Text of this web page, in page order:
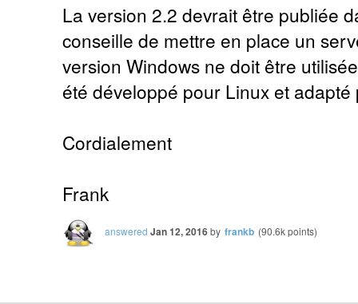
La version 2.2 devrait être publiée
conseille de mettre en place un
version Windows ne doit être
été développé pour Linux et adapté
Cordialement
Frank
answered Jan 12, 2016by frankb (90.6kpoints)